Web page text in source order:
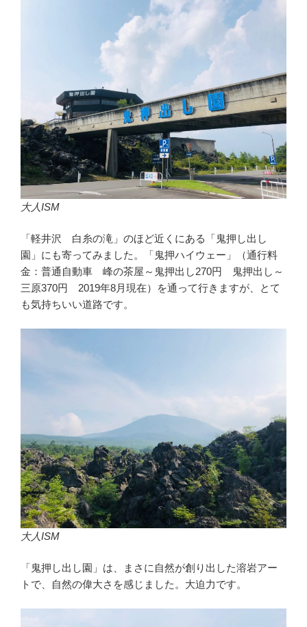
大人ISM
「軽井沢 白糸の滝」のほど近くにある「鬼押し出し
園」にも寄ってみました。「鬼押ハイウェー」（通行料
金：普通自動車 峰の茶屋～鬼押出し270円 鬼押出し～
三原370円 2019年8月現在）を通って行きますが、とて
も気持ちいい道路です。
大人ISM
「鬼押し出し園」は、まさに自然が創り出した溶岩アー
トで、自然の偉大さを感じました。大迫力です。